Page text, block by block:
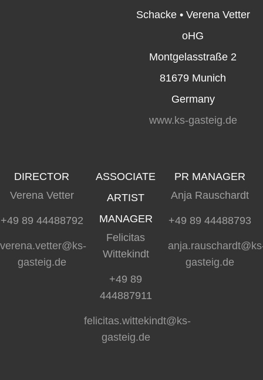
Schacke • Verena Vetter
oHG
Montgelasstraße 2
81679 Munich
Germany
www.ks-gasteig.de
DIRECTOR
Verena Vetter
+49 89 44488792
verena.vetter@ks-
gasteig.de
ASSOCIATE
ARTIST
MANAGER
Felicitas
Wittekindt
+49 89
444887911
felicitas.wittekindt@ks-
gasteig.de
PR MANAGER
Anja Rauschardt
+49 89 44488793
gasteig.de